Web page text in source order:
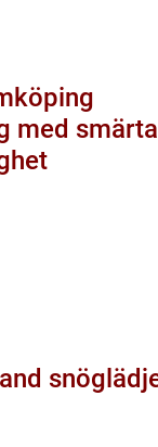
med smärta